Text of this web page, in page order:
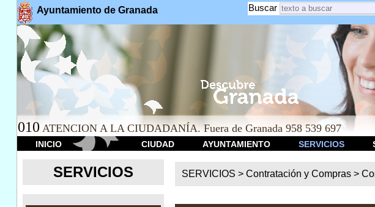
Ayuntamiento de Granada Buscar
010 ATENCION A LA CIUDADANÍA. Fuera de Granada 958 539 697
INICIO CIUDAD AYUNTAMIENTO SERVICIOS
SERVICIOS SERVICIOS >Contratación y Compras >